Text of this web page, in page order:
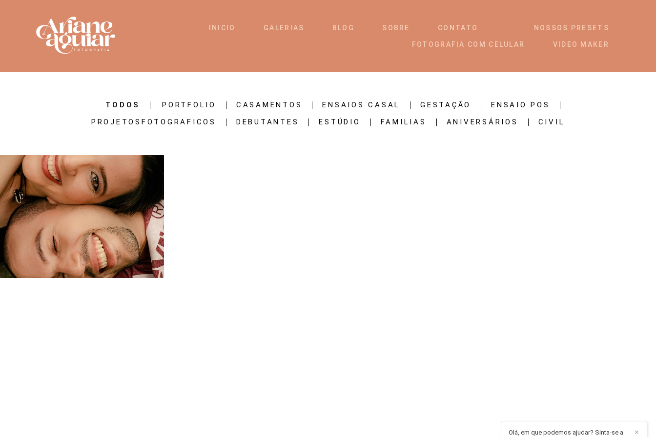
INICIO GALERIAS BLOG SOBRE CONTATO NOSSOS PRESETS
FOTOGRAFIA COM CELULAR VIDEO MAKER
TODOS PORTFOLIO CASAMENTOS ENSAIOS CASAL GESTAÇÃO
ENSAIO POS
PROJETOSFOTOGRAFICOS
DEBUTANTES ESTÚDIO FAMILIAS ANIVERSÁRIOS CIVIL
1755 72
✕
Olá, em que podemos ajudar? Sinta-se a